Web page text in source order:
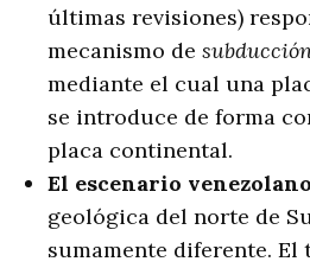
últimas revisiones)
mecanismo de
mediante el cual una
se introduce de forma
placa continental.
El escenario
geológica del norte de
sumamente diferente. El